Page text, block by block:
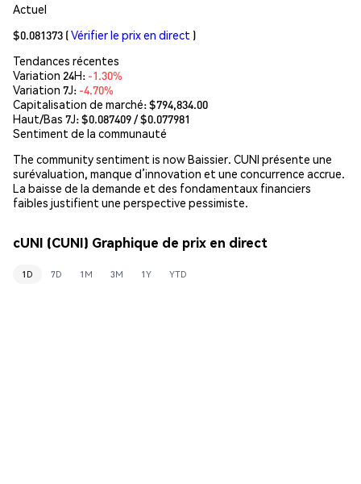
Actuel
$0.081373 (Vérifier le prix en direct )
Tendances récentes
Variation 24H: -1.30%
Variation 7J: -4.70%
Capitalisation de marché:$794,834.00
Haut/Bas 7J: $0.087409/ $0.077981
Sentiment de la communauté
The community sentiment is now Baissier. CUNI présente une
surévaluation, manque d’innovation et une concurrence accrue.
La baisse de la demande et des fondamentaux financiers
faibles justifient une perspective pessimiste.
cUNI (CUNI) Graphique de prix en direct
1D 7D 1M 3M 1Y YTD